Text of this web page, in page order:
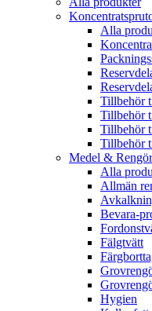
Alla
Tillbehör
Tillbehör
Tillbehör
Tillbehör
Medel &
Alla
Allmän
Bevara-
Fälgtvätt
Hygien